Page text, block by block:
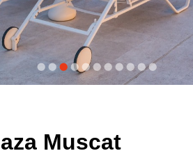
Muscat